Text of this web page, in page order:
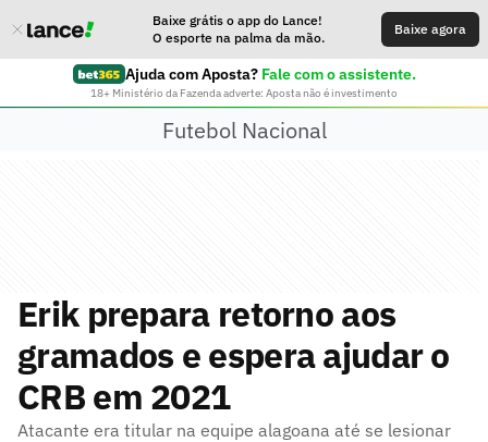
Baixe grátis o app do Lance!
O esporte na palma da mão.
Baixe agora
Ajuda com Aposta? Fale com o assistente.
18+ Ministério da Fazenda adverte: Aposta não é investimento
Futebol Nacional
Erik prepara retorno aos
gramados e espera ajudar o
CRB em 2021
Atacante era titular na equipe alagoana até se lesionar